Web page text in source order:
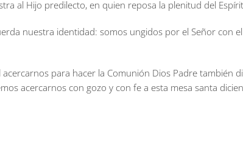
al Hijo predilecto, en quien reposa la plenitud del
nuestra identidad: somos ungidos por el Señor con
para hacer la Comunión Dios Padre también
acercarnos con gozo y con fe a esta mesa santa